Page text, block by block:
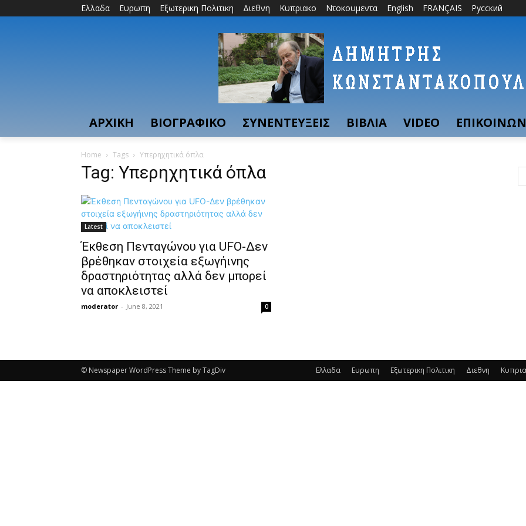
Ελλαδα Ευρωπη Εξωτερικη Πολιτικη Διεθνη Κυπριακο Ντοκουμεντα English FRANÇAIS Русский
ΑΡΧΙΚΗ ΒΙΟΓΡΑΦΙΚΟ ΣΥΝΕΝΤΕΥΞΕΙΣ ΒΙΒΛΙΑ VIDEO
Home Tags Υπερηχητικά όπλα
Tag: Υπερηχητικά όπλα
Latest
Έκθεση Πενταγώνου για UFO-Δεν
βρέθηκαν στοιχεία εξωγήινης
δραστηριότητας αλλά δεν μπορεί
να αποκλειστεί
moderator - June 8, 2021 0
Ελλαδα Ευρωπη Εξωτερικη Πολιτικη Διεθνη
© Newspaper WordPress Theme by TagDiv